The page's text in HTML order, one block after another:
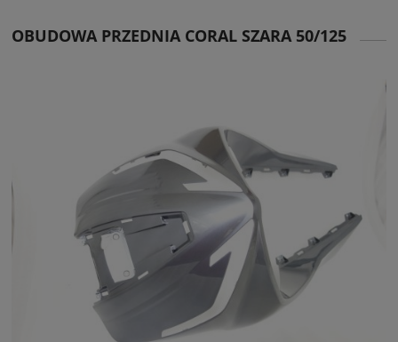
OBUDOWA PRZEDNIA CORAL SZARA 50/125